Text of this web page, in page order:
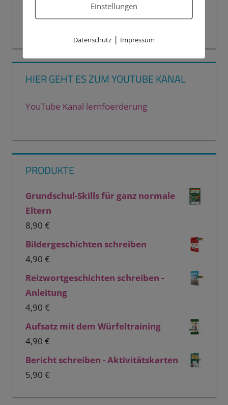
HIER GEHT ES ZUM YOUTUBE KANAL
YouTube Kanal lernfoerderung
PRODUKTE
Grundschul-Skills für ganz normale
Eltern
8,90 €
Bildergeschichten schreiben
4,90 €
Reizwortgeschichten schreiben -
Anleitung
4,90 €
Aufsatz mit dem Würfeltraining
4,90 €
Bericht schreiben - Aktivitätskarten
5,90 €
Einstellungen
Datenschutz| Impressum